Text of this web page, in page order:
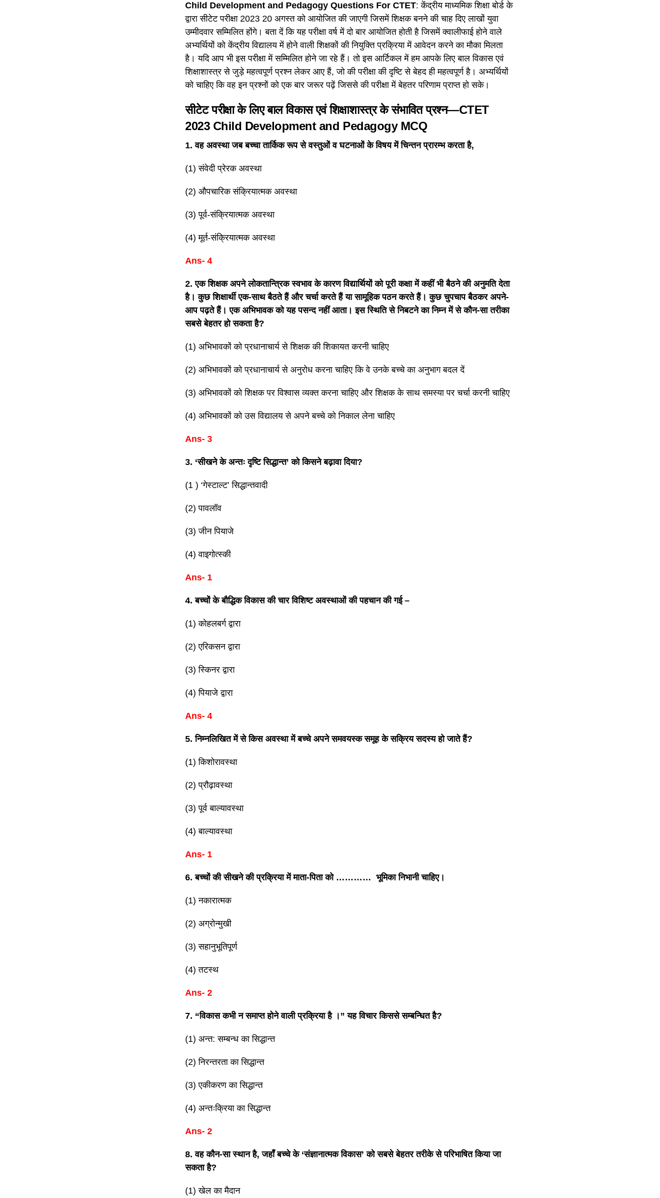
Child Development and Pedagogy Questions For CTET: केंद्रीय माध्यमिक शिक्षा बोर्ड के
द्वारा सीटेट परीक्षा 2023 20 अगस्त को आयोजित की जाएगी जिसमें शिक्षक बनने की चाह दिए लाखों युवा
उम्मीदवार सम्मिलित होंगे। बता दें कि यह परीक्षा वर्ष में दो बार आयोजित होती है जिसमें क्वालीफाई होने वाले
अभ्यर्थियों को केंद्रीय विद्यालय में होने वाली शिक्षकों की नियुक्ति प्रक्रिया में आवेदन करने का मौका मिलता
है। यदि आप भी इस परीक्षा में सम्मिलित होने जा रहे हैं। तो इस आर्टिकल में हम आपके लिए बाल विकास एवं
शिक्षाशास्त्र से जुड़े महत्वपूर्ण प्रश्न लेकर आए हैं, जो की परीक्षा की दृष्टि से बेहद ही महत्वपूर्ण है। अभ्यर्थियों
को चाहिए कि वह इन प्रश्नों को एक बार जरूर पढ़ें जिससे की परीक्षा में बेहतर परिणाम प्राप्त हो सके।
सीटेट परीक्षा के लिए बाल विकास एवं शिक्षाशास्त्र के संभावित प्रश्न—CTET
2023 Child Development and Pedagogy MCQ
1. वह अवस्था जब बच्चा तार्किक रूप से वस्तुओं व घटनाओं के विषय में चिन्तन प्रारम्भ करता है,
(1) संवेदी प्रेरक अवस्था
(2) औपचारिक संक्रियात्मक अवस्था
(3) पूर्व-संक्रियात्मक अवस्था
(4) मूर्त-संक्रियात्मक अवस्था
Ans- 4
2. एक शिक्षक अपने लोकतान्त्रिक स्वभाव के कारण विद्यार्थियों को पूरी कक्षा में कहीं भी बैठने की अनुमति देता
है। कुछ शिक्षार्थी एक-साथ बैठते हैं और चर्चा करते हैं या सामूहिक पठन करते हैं। कुछ चुपचाप बैठकर अपने-
आप पढ़ते हैं। एक अभिभावक को यह पसन्द नहीं आता। इस स्थिति से निबटने का निम्न में से कौन-सा तरीका
सबसे बेहतर हो सकता है?
(1) अभिभावकों को प्रधानाचार्य से शिक्षक की शिकायत करनी चाहिए
(2) अभिभावकों को प्रधानाचार्य से अनुरोध करना चाहिए कि वे उनके बच्चे का अनुभाग बदल दें
(3) अभिभावकों को शिक्षक पर विश्वास व्यक्त करना चाहिए और शिक्षक के साथ समस्या पर चर्चा करनी चाहिए
(4) अभिभावकों को उस विद्यालय से अपने बच्चे को निकाल लेना चाहिए
Ans- 3
3. ‘सीखने के अन्तः दृष्टि सिद्धान्त’ को किसने बढ़ावा दिया?
(1 ) ‘गेस्टाल्ट’ सिद्धान्तवादी
(2) पावलॉव
(3) जीन पियाजे
(4) वाइगोत्स्की
Ans- 1
4. बच्चों के बौद्धिक विकास की चार विशिष्ट अवस्थाओं की पहचान की गई –
(1) कोहलबर्ग द्वारा
(2) एरिकसन द्वारा
(3) स्किनर द्वारा
(4) पियाजे द्वारा
Ans- 4
5. निम्नलिखित में से किस अवस्था में बच्चे अपने समवयस्क समूह के सक्रिय सदस्य हो जाते हैं?
(1) किशोरावस्था
(2) प्रौढ़ावस्था
(3) पूर्व बाल्यावस्था
(4) बाल्यावस्था
Ans- 1
6. बच्चों की सीखने की प्रक्रिया में माता-पिता को ………… भूमिका निभानी चाहिए।
(1) नकारात्मक
(2) अग्रोन्मुखी
(3) सहानुभूतिपूर्ण
(4) तटस्थ
Ans- 2
7. “विकास कभी न समाप्त होने वाली प्रक्रिया है ।” यह विचार किससे सम्बन्धित है?
(1) अन्त: सम्बन्ध का सिद्धान्त
(2) निरन्तरता का सिद्धान्त
(3) एकीकरण का सिद्धान्त
(4) अन्तःक्रिया का सिद्धान्त
Ans- 2
8. वह कौन-सा स्थान है, जहाँ बच्चे के ‘संज्ञानात्मक विकास’ को सबसे बेहतर तरीके से परिभाषित किया जा
सकता है?
(1) खेल का मैदान